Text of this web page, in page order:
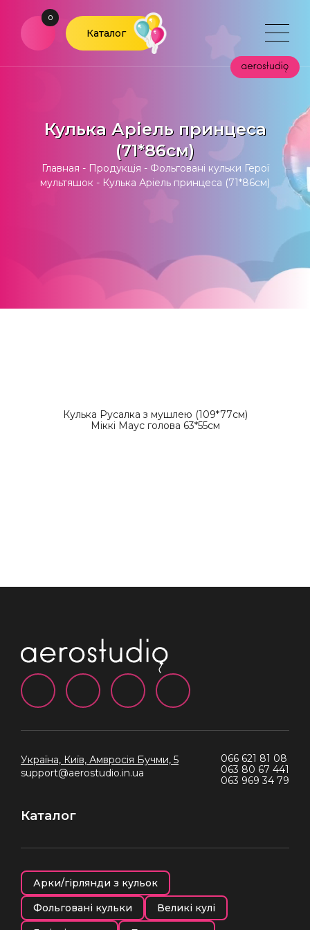
0
Каталог
Кулька Аріель принцеса
(71*86см)
Главная - Продукція - Фольговані кульки Герої
мультяшок - Кулька Аріель принцеса (71*86см)
Кулька Русалка з мушлею (109*77см)
Міккі Маус голова 63*55см
Україна, Київ, Амвросія Бучми, 5
support@aerostudio.in.ua
066 621 81 08
063 80 67 441
063 969 34 79
Каталог
Арки/гірлянди з кульок
Фольговані кульки
Великі кулі